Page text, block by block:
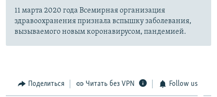
11 марта 2020 года Всемирная организация
здравоохранения признала вспышку заболевания,
вызываемого новым коронавирусом, пандемией.
Поделиться Читать без VPN Follow us